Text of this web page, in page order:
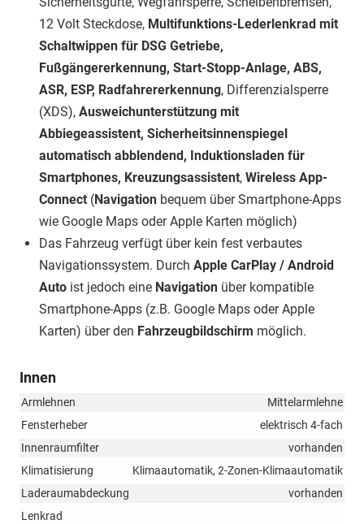
12 Volt Steckdose, Multifunktions-Lederlenkrad mit
Schaltwippen für DSG Getriebe,
Fußgängererkennung, Start-Stopp-Anlage, ABS,
ASR, ESP, Radfahrererkennung, Differenzialsperre
(XDS), Ausweichunterstützung mit
Abbiegeassistent, Sicherheitsinnenspiegel
automatisch abblendend, Induktionsladen für
Smartphones, Kreuzungsassistent, Wireless App-
Connect (Navigation bequem über Smartphone-Apps
wie Google Maps oder Apple Karten möglich)
Das Fahrzeug verfügt über kein fest verbautes
Navigationssystem. Durch Apple CarPlay / Android
Auto ist jedoch eine Navigation über kompatible
Smartphone-Apps (z.B. Google Maps oder Apple
Karten) über den Fahrzeugbildschirm möglich.
Innen
Armlehnen
Mittelarmlehne
Fensterheber
elektrisch 4-fach
Innenraumfilter
vorhanden
Klimatisierung
Klimaautomatik, 2-Zonen-Klimaautomatik
Laderaumabdeckung
vorhanden
Lenkrad